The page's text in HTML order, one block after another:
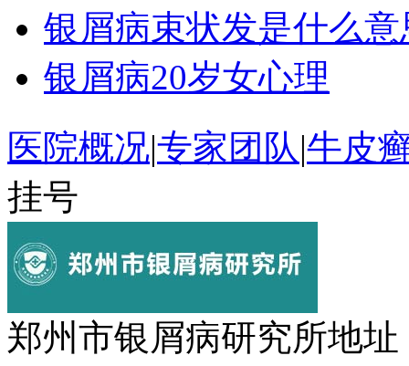
银屑病束状发是什么意
银屑病20岁女心理
医院概况|专家团队 |牛皮
挂号
郑州市银屑病研究所地